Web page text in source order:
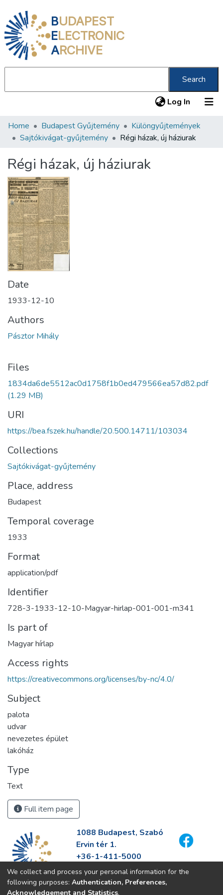
BUDAPEST
ELECTRONIC
ARCHIVE
Search
Log In (current)
Communities & Collections
Statistics
About us
Home Budapest Gyűjtemény
Különgyűjtemények
Sajtókivágat-gyűjtemény
Régi házak, új háziurak
Régi házak, új háziurak
Date
1933-12-10
Authors
Pásztor Mihály
Files
1834da6de5512ac0d1758f1b0ed479566ea57d82.pdf
(1.29 MB)
URI
https://bea.fszek.hu/handle/20.500.14711/103034
Collections
Sajtókivágat-gyűjtemény
Place, address
Budapest
Temporal coverage
1933
Format
application/pdf
Identifier
728-3-1933-12-10-Magyar-hirlap-001-001-m341
Is part of
Magyar hírlap
Access rights
https://creativecommons.org/licenses/by-nc/4.0/
Subject
palota
udvar
nevezetes épület
lakóház
Type
Text
Full item page
1088 Budapest, Szabó
Ervin tér 1.
+36-1-411-5000
info@fszek.hu
https://fszek.hu
We collect and process your personal information for the
following purposes: Authentication, Preferences,
Acknowledgement and Statistics.